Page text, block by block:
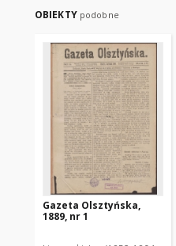
OBIEKTY podobne
Gazeta Olsztyńska,
1889, nr 1